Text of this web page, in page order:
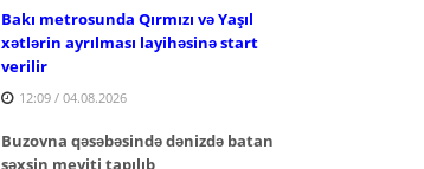
Bakı metrosunda Qırmızı və Yaşıl
xətlərin ayrılması layihəsinə start
verilir
12:09 / 04.08.2026
Buzovna qəsəbəsində dənizdə batan
şəxsin meyiti tapılıb